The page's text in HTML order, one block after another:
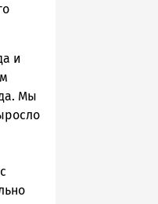
и
Мы